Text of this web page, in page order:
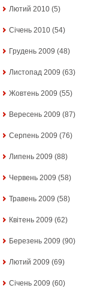
Лютий 2010 (5)
Січень 2010 (54)
Грудень 2009 (48)
Листопад 2009 (63)
Жовтень 2009 (55)
Вересень 2009 (87)
Серпень 2009 (76)
Липень 2009 (88)
Червень 2009 (58)
Травень 2009 (58)
Квітень 2009 (62)
Березень 2009 (90)
Лютий 2009 (69)
Січень 2009 (60)